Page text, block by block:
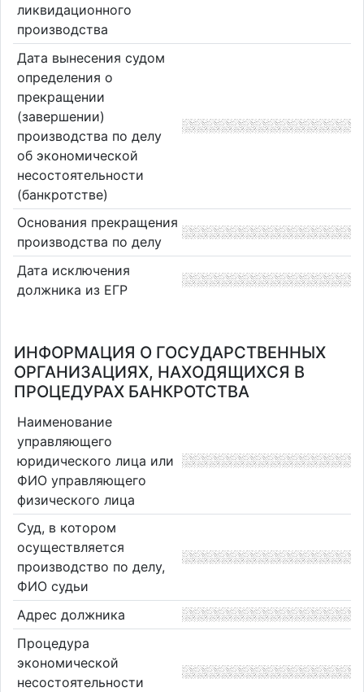
ликвидационного
производства
Дата вынесения судом
определения о
прекращении
(завершении)
производства по делу
об экономической
несостоятельности
(банкротстве)
Основания прекращения
производства по делу
Дата исключения
должника из ЕГР
ИНФОРМАЦИЯ О ГОСУДАРСТВЕННЫХ
ОРГАНИЗАЦИЯХ, НАХОДЯЩИХСЯ В
ПРОЦЕДУРАХ БАНКРОТСТВА
Наименование
управляющего
юридического лица или
ФИО управляющего
физического лица
Суд, в котором
осуществляется
производство по делу,
ФИО судьи
Адрес должника
Процедура
экономической
несостоятельности